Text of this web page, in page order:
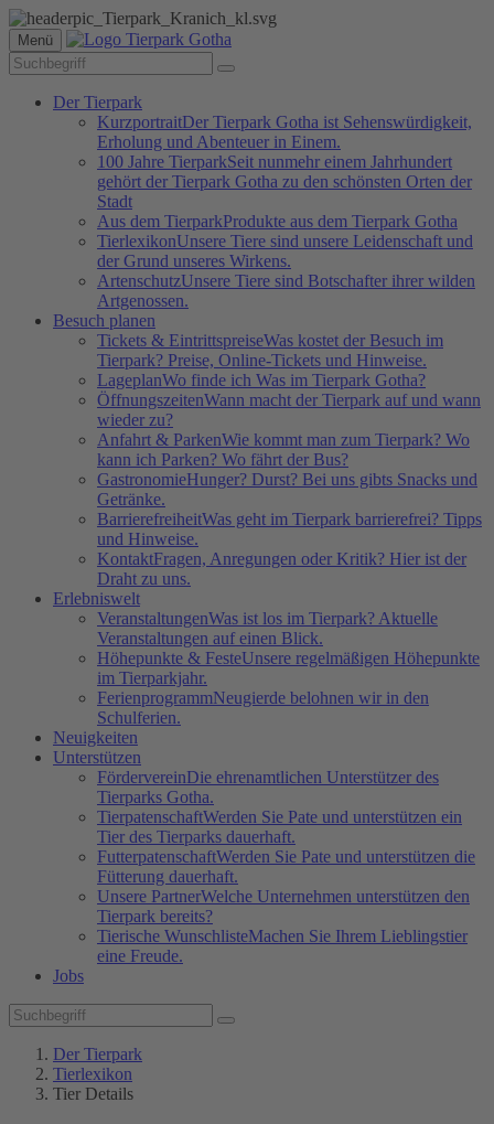
Menü
Der Tierpark
KurzportraitDer Tierpark Gotha ist Sehenswürdigkeit,
Erholung und Abenteuer in Einem.
100 Jahre TierparkSeit nunmehr einem Jahrhundert
gehört der Tierpark Gotha zu den schönsten Orten der
Stadt
Aus dem TierparkProdukte aus dem Tierpark Gotha
TierlexikonUnsere Tiere sind unsere Leidenschaft und
der Grund unseres Wirkens.
ArtenschutzUnsere Tiere sind Botschafter ihrer wilden
Artgenossen.
Besuch planen
Tickets & EintrittspreiseWas kostet der Besuch im
Tierpark? Preise, Online-Tickets und Hinweise.
LageplanWo finde ich Was im Tierpark Gotha?
ÖffnungszeitenWann macht der Tierpark auf und wann
wieder zu?
Anfahrt & ParkenWie kommt man zum Tierpark? Wo
kann ich Parken? Wo fährt der Bus?
GastronomieHunger? Durst? Bei uns gibts Snacks und
Getränke.
BarrierefreiheitWas geht im Tierpark barrierefrei? Tipps
und Hinweise.
KontaktFragen, Anregungen oder Kritik? Hier ist der
Draht zu uns.
Erlebniswelt
VeranstaltungenWas ist los im Tierpark? Aktuelle
Veranstaltungen auf einen Blick.
Höhepunkte & FesteUnsere regelmäßigen Höhepunkte
im Tierparkjahr.
FerienprogrammNeugierde belohnen wir in den
Schulferien.
Neuigkeiten
Unterstützen
FördervereinDie ehrenamtlichen Unterstützer des
Tierparks Gotha.
TierpatenschaftWerden Sie Pate und unterstützen ein
Tier des Tierparks dauerhaft.
FutterpatenschaftWerden Sie Pate und unterstützen die
Fütterung dauerhaft.
Unsere PartnerWelche Unternehmen unterstützen den
Tierpark bereits?
Tierische WunschlisteMachen Sie Ihrem Lieblingstier
eine Freude.
Jobs
Der Tierpark
Tierlexikon
Tier Details